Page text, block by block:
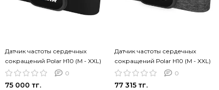
Датчик частоты сердечных
сокращений Polar H10 (M - XXL)
0
75 000 тг.
Датчик частоты сердечных
сокращений Polar H10 (M - XXL)
Gray
0
77 315 тг.